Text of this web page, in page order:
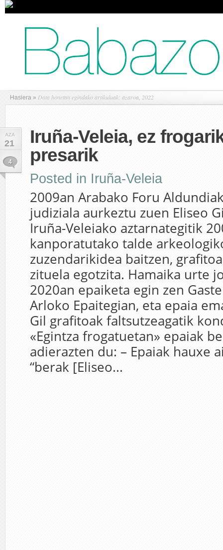
Hasiera » Data honetan egindako artikuluak: azaroa, 2022
AZA
21
4
Iruña-Veleia, ez
presarik
Posted in Iruña-Veleia
2009an Arabako Foru
judiziala aurkeztu zuen Eliseo
Iruña-Veleiako aztarnategitik
kanporatutako talde
zuzendarikidea baitzen,
zituela egotzita. Hamaika urte
2020an epaiketa egin zen
Arloko Epaitegian, eta epaia
Gil grafitoak faltsutzeagatik
«Egintza frogatuetan» epaiak
adierazten du: – Epaiak hauxe
“berak [Eliseo...